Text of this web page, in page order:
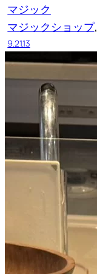
マジック
マジックショップ,
9.21.13